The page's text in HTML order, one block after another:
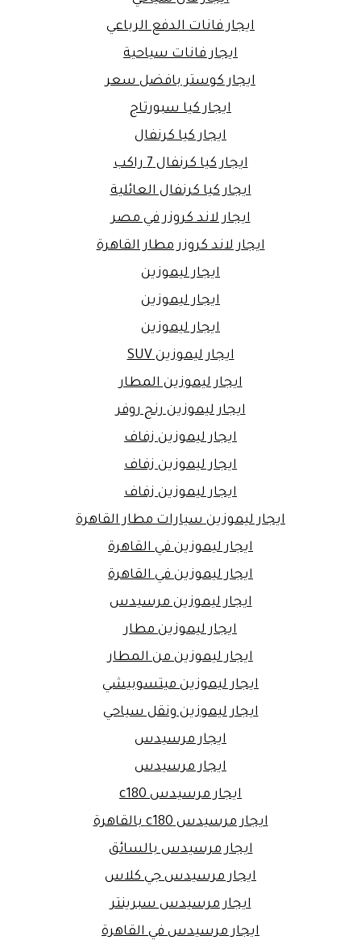
ايجار فانات الدفع الرباعي
ايجار فانات سياحية
ايجار كوستر بافضل سعر
ايجار كيا سبورتاج
ايجار كيا كرنفال
ايجار كيا كرنفال 7 راكب
ايجار كيا كرنفال العائلية
ايجار لاند كروزر في مصر
ايجار لاند كروزر مطار القاهرة
ايجار ليموزين
ايجار ليموزين
ايجار ليموزين
ايجار ليموزين SUV
ايجار ليموزين المطار
ايجار ليموزين رنج روفر
ايجار ليموزين زفاف
ايجار ليموزين زفاف
ايجار ليموزين زفاف
ايجار ليموزين سيارات مطار القاهرة
ايجار ليموزين في القاهرة
ايجار ليموزين في القاهرة
ايجار ليموزين مرسيدس
ايجار ليموزين مطار
ايجار ليموزين من المطار
ايجار ليموزين ميتسوبيشي
ايجار ليموزين ونقل سياحي
ايجار مرسيدس
ايجار مرسيدس
ايجار مرسيدس c180
ايجار مرسيدس c180 بالقاهرة
ايجار مرسيدس بالسائق
ايجار مرسيدس جي كلاس
ايجار مرسيدس سبرينتر
ايجار مرسيدس في القاهرة